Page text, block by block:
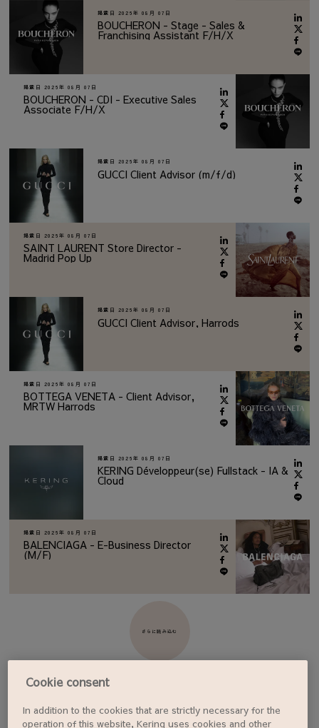
掲載日 2026年 08月 07日
BOUCHERON - Stage - Sales &
Franchising Assistant F/H/X
掲載日 2026年 08月 07日
BOUCHERON - CDI - Executive Sales
Associate F/H/X
掲載日 2026年 08月 07日
GUCCI Client Advisor (m/f/d)
掲載日 2026年 08月 07日
SAINT LAURENT Store Director -
Madrid Pop Up
掲載日 2026年 08月 07日
GUCCI Client Advisor, Harrods
掲載日 2026年 08月 07日
BOTTEGA VENETA - Client Advisor,
MRTW Harrods
掲載日 2026年 08月 07日
KERING Développeur(se) Fullstack - IA &
Cloud
掲載日 2026年 08月 07日
BALENCIAGA - E-Business Director
(M/F)
さらに読み込む
ジョブアラートを設定する
Cookie consent
In addition to the cookies that are strictly necessary for the
operation of this website, Kering uses cookies and other